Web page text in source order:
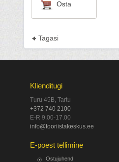
Osta
Tagasi
Klienditugi
Turu 45B, Tartu
+372 740 2100
E-R 9.00-17.00
info@tooriistakeskus.ee
E-poest tellimine
Ostujuhend